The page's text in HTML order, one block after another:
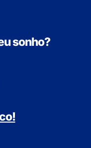
sonho?